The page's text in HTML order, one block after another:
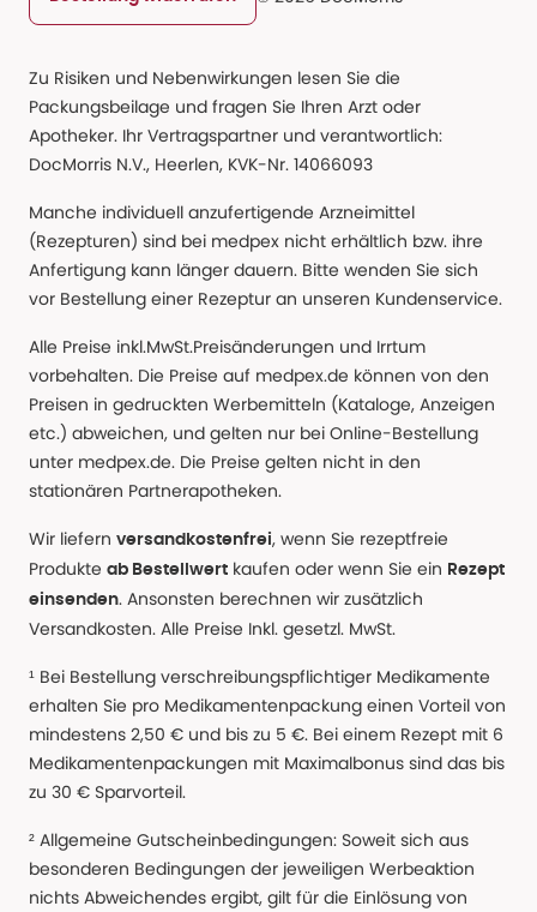
Zu Risiken und Nebenwirkungen lesen Sie die
Packungsbeilage und fragen Sie Ihren Arzt oder
Apotheker. Ihr Vertragspartner und verantwortlich:
DocMorris N.V., Heerlen, KVK-Nr. 14066093
Manche individuell anzufertigende Arzneimittel
(Rezepturen) sind bei medpex nicht erhältlich bzw. ihre
Anfertigung kann länger dauern. Bitte wenden Sie sich
vor Bestellung einer Rezeptur an unseren Kundenservice.
Alle Preise inkl.MwSt.Preisänderungen und Irrtum
vorbehalten. Die Preise auf medpex.de können von den
Preisen in gedruckten Werbemitteln (Kataloge, Anzeigen
etc.) abweichen, und gelten nur bei Online-Bestellung
unter medpex.de. Die Preise gelten nicht in den
stationären Partnerapotheken.
Wir liefern versandkostenfrei, wenn Sie rezeptfreie
Produkte ab Bestellwert kaufen oder wenn Sie ein Rezept
einsenden. Ansonsten berechnen wir zusätzlich
Versandkosten. Alle Preise Inkl. gesetzl. MwSt.
¹ Bei Bestellung verschreibungspflichtiger Medikamente
erhalten Sie pro Medikamentenpackung einen Vorteil von
mindestens 2,50 € und bis zu 5 €. Bei einem Rezept mit 6
Medikamentenpackungen mit Maximalbonus sind das bis
zu 30 € Sparvorteil.
² Allgemeine Gutscheinbedingungen: Soweit sich aus
besonderen Bedingungen der jeweiligen Werbeaktion
nichts Abweichendes ergibt, gilt für die Einlösung von